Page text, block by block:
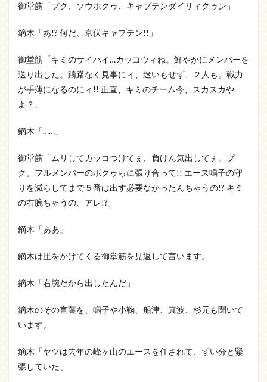
御堂筋「プク、ソウホクゥ、キャプテンダイリィクゥン」
鏑木「あ!? 何だ、京伏キャプテン!!」
御堂筋「キミのサイハイ…カッコウィね。鮮やかにメンバーを
送り出した。躊躇なく見事にィ、迷いもせず、２人も。戦力
が手薄になるのにィ!! 正直、キミのチーム今、スカスカや
よ？」
鏑木「……」
御堂筋「ムリしてカッコつけてぇ、負けん気出してぇ。プ
ク。フルメンバーのボクゥらに張り合って!! エース鳴子の守
りを減らしてまで５番は出す必要なかったんちゃうの!? キミ
の右腕ちゃうの、アレ!?」
鏑木「ああ」
鏑木は圧をかけてくる御堂筋を見返して言います。
鏑木「右腕だから出したんだ」
鏑木のその言葉を、鳴子や小鞠、船津、真波、杉元も聞いて
います。
鏑木「ヤツは去年の峰ヶ山のエースを任されて、ずい分と緊
張していた」